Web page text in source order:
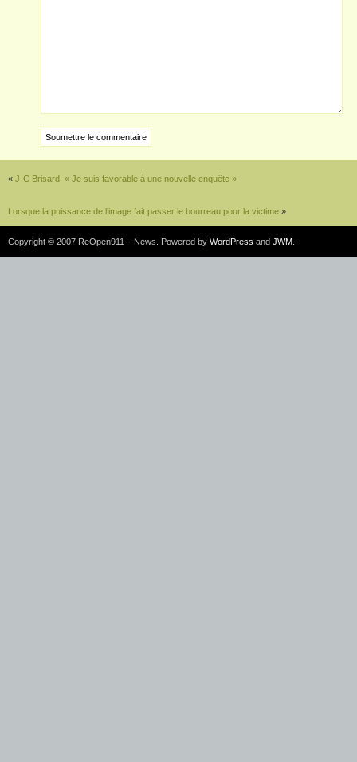
« J-C Brisard: « Je suis favorable à une nouvelle enquête »
Lorsque la puissance de l’image fait passer le bourreau pour la victime »
Copyright © 2007 ReOpen911 – News. Powered by WordPress and JWM